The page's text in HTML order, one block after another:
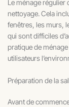
Le ménage régulier
nettoyage. Cela
fenêtres, les murs,
qui sont difficiles
pratique de
utilisateurs
Préparation de la
Avant de